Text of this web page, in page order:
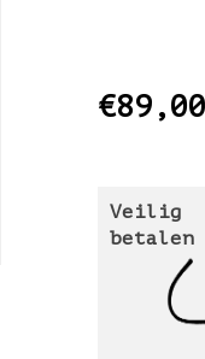
€89,00
Veilig
betalen